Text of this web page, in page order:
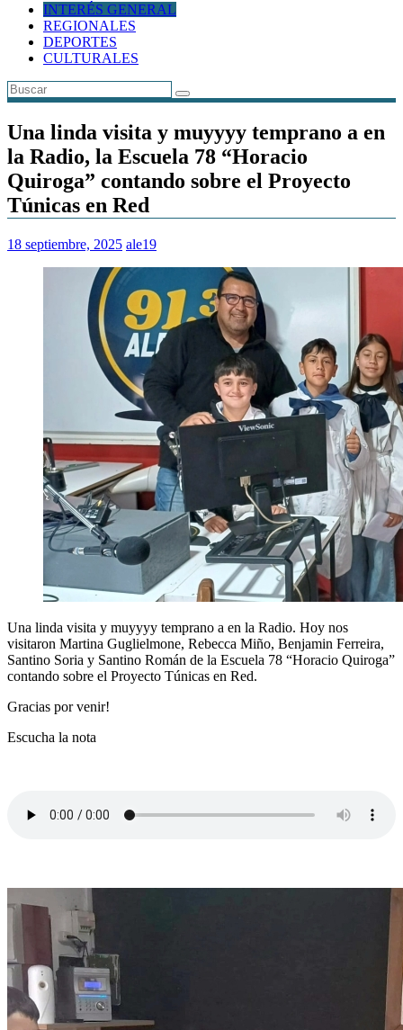
INTERÉS GENERAL
REGIONALES
DEPORTES
CULTURALES
Una linda visita y muyyyy temprano a en
la Radio, la Escuela 78 “Horacio
Quiroga” contando sobre el Proyecto
Túnicas en Red
18 septiembre, 2025 ale19
Una linda visita y muyyyy temprano a en la Radio. Hoy nos
visitaron Martina Guglielmone, Rebecca Miño, Benjamin Ferreira,
Santino Soria y Santino Román de la Escuela 78 “Horacio Quiroga”
contando sobre el Proyecto Túnicas en Red.
Gracias por venir!
Escucha la nota